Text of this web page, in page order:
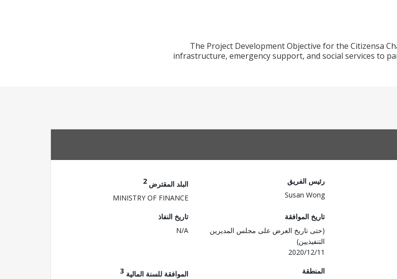
The Project Development Objective for the Citizensa
infrastructure, emergency support, and social services to
رئيس الفريق
Susan Wong
البلد المقترض 2
MINISTRY OF FINANCE
تاريخ الموافقة
(حتى تاريخ العرض على مجلس المديرين
التنفيذيين)
2020/12/11
تاريخ النفاذ
N/A
المنطقة
الموافقة للسنة المالية 3